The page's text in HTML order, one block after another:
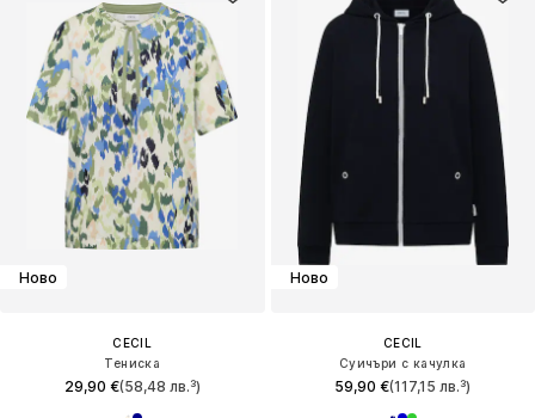
Ново
CECIL
Тениска
29,90 €(58,48 лв.³)
Ново
CECIL
Суичъри с качулка
59,90 €(117,15 лв.³)